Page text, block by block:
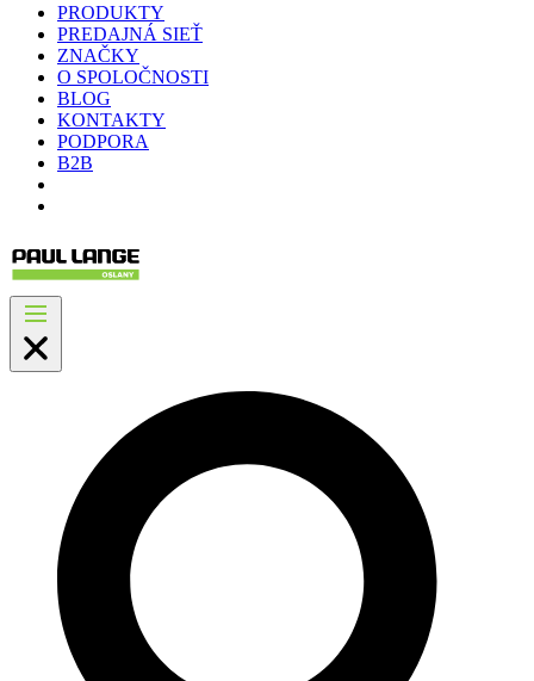
PRODUKTY
PREDAJNÁ SIEŤ
ZNAČKY
O SPOLOČNOSTI
BLOG
KONTAKTY
PODPORA
B2B